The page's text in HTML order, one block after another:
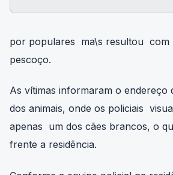
por populares ma\s resultou com
pescoço.
As vítimas informaram o endereço
dos animais, onde os policiais
apenas um dos cães brancos, o